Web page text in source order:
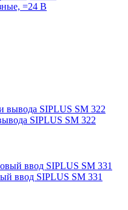
=24 В
SIPLUS SM 322
ввод SIPLUS SM 331